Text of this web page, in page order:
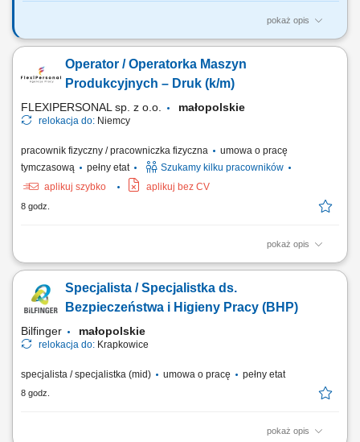
pokaż opis
Opis stanowiska: przygotowywanie elementów metalowych do procesu
metalowe zgodnie z obowiązującymi standardami, szlifowanie
elementów przy użyciu szlifierki kątowej, zawieszanie elementów
Operator / Operatorka Maszyn
Produkcyjnych – Druk (k/m)
FLEXIPERSONAL sp. z o.o. małopolskie
relokacja do: Niemcy
pracownik fizyczny / pracowniczka fizyczna
umowa o pracę
tymczasową
pełny etat
Szukamy kilku pracowników
aplikuj szybko
aplikuj bez CV
8 godz.
pokaż opis
Podstawowe informacje: Lokalizacja: Magdeburg, Niemcy; Start pracy:
Długoterminowe zatrudnienie; Opis stanowiska Samodzielna obsługa
maszyn wykorzystywanych w procesie produkcji drukarskiej. Ustawianie
Specjalista / Specjalistka ds.
Bezpieczeństwa i Higieny Pracy (BHP)
Bilfinger małopolskie
relokacja do: Krapkowice
specjalista / specjalistka (mid) umowa o pracę pełny etat
8 godz.
pokaż opis